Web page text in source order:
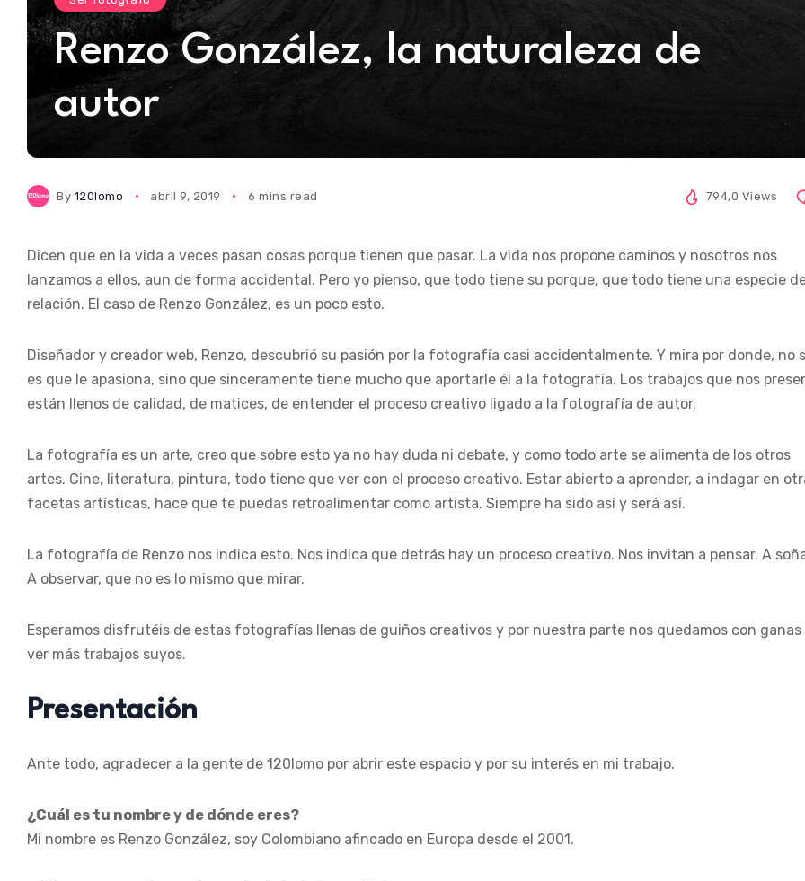
Renzo González, la naturaleza de
autor
By 120lomo abril 9, 2019 6 mins read 794,0 Views
Dicen que en la vida a veces pasan cosas porque tienen que pasar. La vida nos propone caminos y nosotros nos
lanzamos a ellos, aun de forma accidental. Pero yo pienso, que todo tiene su porque, que todo tiene una especie
relación. El caso de Renzo González, es un poco esto.
Diseñador y creador web, Renzo, descubrió su pasión por la fotografía casi accidentalmente. Y mira por donde, no
es que le apasiona, sino que sinceramente tiene mucho que aportarle él a la fotografía. Los trabajos que nos
están llenos de calidad, de matices, de entender el proceso creativo ligado a la fotografía de autor.
La fotografía es un arte, creo que sobre esto ya no hay duda ni debate, y como todo arte se alimenta de los otros
artes. Cine, literatura, pintura, todo tiene que ver con el proceso creativo. Estar abierto a aprender, a indagar en
facetas artísticas, hace que te puedas retroalimentar como artista. Siempre ha sido así y será así.
La fotografía de Renzo nos indica esto. Nos indica que detrás hay un proceso creativo. Nos invitan a pensar. A
A observar, que no es lo mismo que mirar.
Esperamos disfrutéis de estas fotografías llenas de guiños creativos y por nuestra parte nos quedamos con ganas
ver más trabajos suyos.
Presentación
Ante todo, agradecer a la gente de 120lomo por abrir este espacio y por su interés en mi trabajo.
¿Cuál es tu nombre y de dónde eres?
Mi nombre es Renzo González, soy Colombiano afincado en Europa desde el 2001.